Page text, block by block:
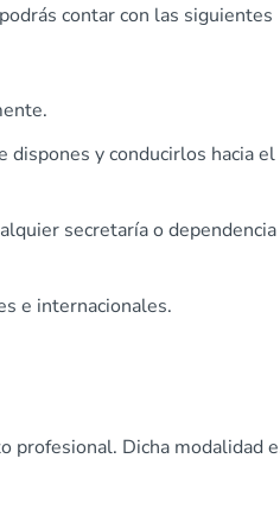
contar con las siguientes
dispones y conducirlos hacia el
secretaría o
e internacionales.
profesional. Dicha modalidad